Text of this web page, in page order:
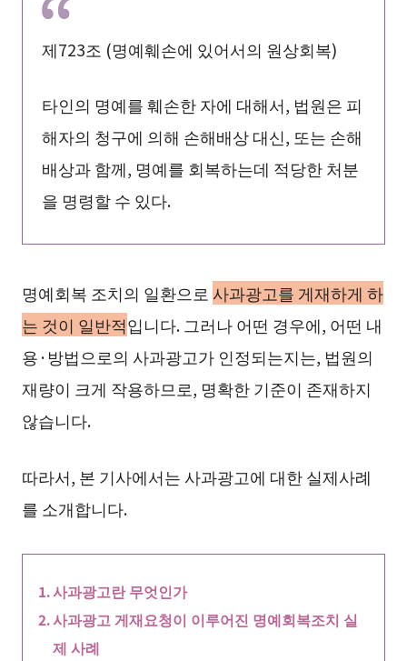
제723조 (명예훼손에 있어서의 원상회복)
타인의 명예를 훼손한 자에 대해서, 법원은 피
해자의 청구에 의해 손해배상 대신, 또는 손해
배상과 함께, 명예를 회복하는데 적당한 처분
을 명령할 수 있다.
명예회복 조치의 일환으로 사과광고를 게재하게 하
는 것이 일반적입니다. 그러나 어떤 경우에, 어떤 내
용·방법으로의 사과광고가 인정되는지는, 법원의
재량이 크게 작용하므로, 명확한 기준이 존재하지
않습니다.
따라서, 본 기사에서는 사과광고에 대한 실제사례
를 소개합니다.
사과광고란 무엇인가
사과광고 게재요청이 이루어진 명예회복조치 실
제 사례